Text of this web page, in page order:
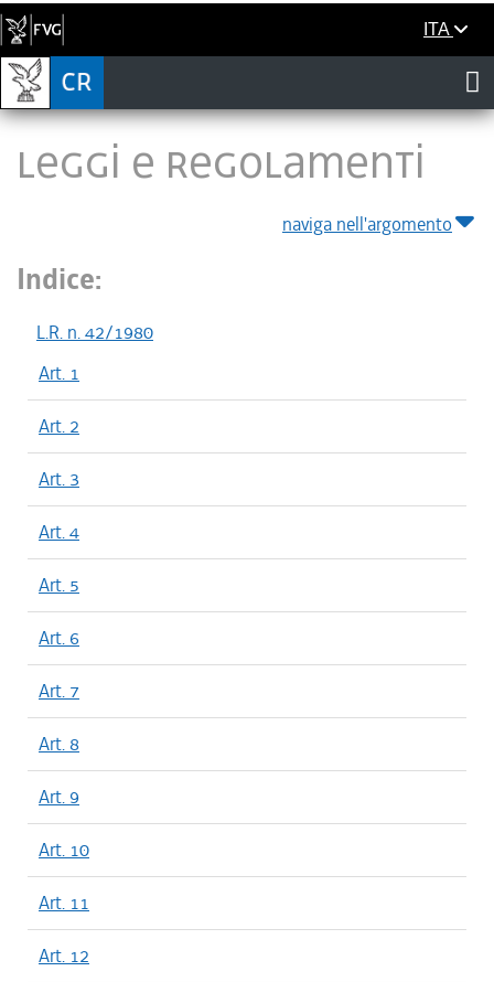
ITA
LEGGI E REGOLAMENTI
naviga nell'argomento
Indice:
L.R. n. 42/1980
Art. 1
Art. 2
Art. 3
Art. 4
Art. 5
Art. 6
Art. 7
Art. 8
Art. 9
Art. 10
Art. 11
Art. 12